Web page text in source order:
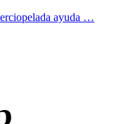
ayuda …